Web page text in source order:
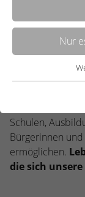
Das
Grundlage des
Landes NRW
und fördert die
Schulen,
Bürgerinnen
ermöglichen.
die sich
Nur
Essentielle
Webseite
Name
Anbieter